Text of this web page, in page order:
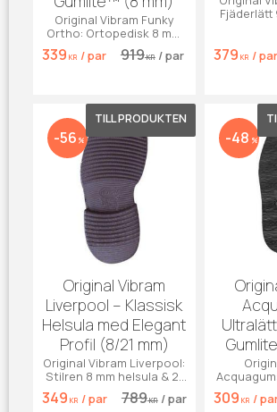
Original Vibram Funky
Ortho: Ortopedisk 8 mm
sula i Gumlite™. Max
dämpning, stabilitet &
339 KR /par 919KR /par
Fjäderlätt
379 KR /par
Original Vibram
Liverpool – Klassisk
Helsula med Elegant
Profil (8/21 mm)
Original Vibram Liverpool:
Stilren 8 mm helsula & 21
mm klack. Perfekt grepp
för boots & finskor.
349 KR /par 789KR /par
56 % Lägg till i
sula i
balans
309 KR /
48 %